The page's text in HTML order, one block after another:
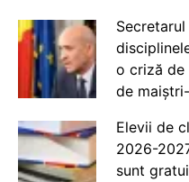
o criză de
de
Elevii de
2026-
sunt